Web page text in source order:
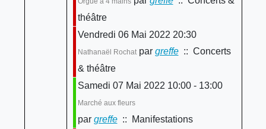
théâtre
Vendredi 06 Mai 2022 20:30
Nathanaël Rochatpar greffe:: Concerts
& théâtre
Samedi 07 Mai 2022 10:00 - 13:00
Marché aux fleurs
par greffe:: Manifestations